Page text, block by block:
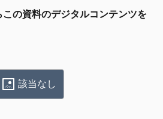
この資料のデジタルコンテンツを
該当なし